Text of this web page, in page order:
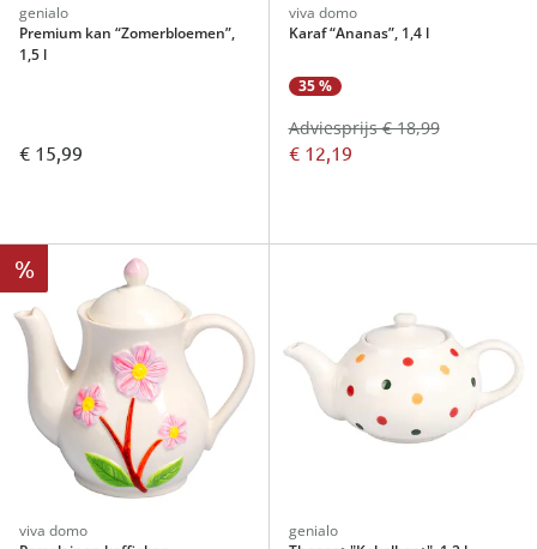
genialo
Premium kan “Zomerbloemen”,
1,5 l
€ 15,99
viva domo
Karaf “Ananas”, 1,4 l
35 %
€ 12,19
Adviesprijs € 18,99
%
viva domo
genialo